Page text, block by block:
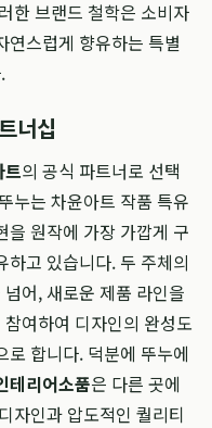
한 브랜드 철학은 소비자
연스럽게 향유하는 특별
너십
트의 공식 파트너로 선택
누는 차윤아트 작품 특유
을 원작에 가장 가깝게 구
하고 있습니다. 두 주체의
어, 새로운 제품 라인을
여하여 디자인의 완성도
합니다. 덕분에 뚜누에
테리어소품은 다른 곳에
자인과 압도적인 퀄리티